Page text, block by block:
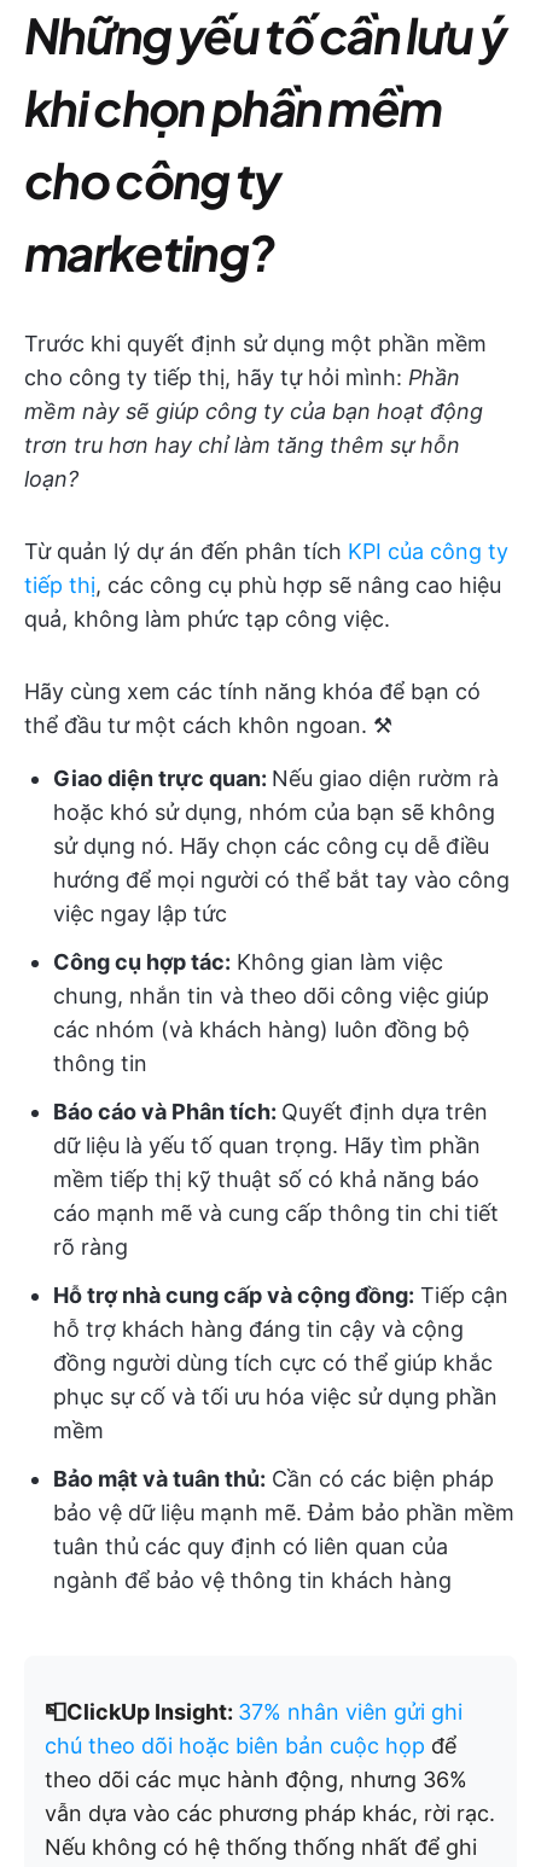
Những yếu tố cần lưu ý
khi chọn phần mềm
cho công ty
marketing?
Trước khi quyết định sử dụng một phần mềm
cho công ty tiếp thị, hãy tự hỏi mình: Phần
mềm này sẽ giúp công ty của bạn hoạt động
trơn tru hơn hay chỉ làm tăng thêm sự hỗn
loạn?
Từ quản lý dự án đến phân tích KPI của công ty
tiếp thị, các công cụ phù hợp sẽ nâng cao hiệu
quả, không làm phức tạp công việc.
Hãy cùng xem các tính năng khóa để bạn có
thể đầu tư một cách khôn ngoan. ⚒️
Giao diện trực quan: Nếu giao diện rườm rà
hoặc khó sử dụng, nhóm của bạn sẽ không
sử dụng nó. Hãy chọn các công cụ dễ điều
hướng để mọi người có thể bắt tay vào công
việc ngay lập tức
Công cụ hợp tác: Không gian làm việc
chung, nhắn tin và theo dõi công việc giúp
các nhóm (và khách hàng) luôn đồng bộ
thông tin
Báo cáo và Phân tích: Quyết định dựa trên
dữ liệu là yếu tố quan trọng. Hãy tìm phần
mềm tiếp thị kỹ thuật số có khả năng báo
cáo mạnh mẽ và cung cấp thông tin chi tiết
rõ ràng
Hỗ trợ nhà cung cấp và cộng đồng: Tiếp cận
hỗ trợ khách hàng đáng tin cậy và cộng
đồng người dùng tích cực có thể giúp khắc
phục sự cố và tối ưu hóa việc sử dụng phần
mềm
Bảo mật và tuân thủ: Cần có các biện pháp
bảo vệ dữ liệu mạnh mẽ. Đảm bảo phần mềm
tuân thủ các quy định có liên quan của
ngành để bảo vệ thông tin khách hàng
📮ClickUp Insight: 37% nhân viên gửi ghi
chú theo dõi hoặc biên bản cuộc họp để
theo dõi các mục hành động, nhưng 36%
vẫn dựa vào các phương pháp khác, rời rạc.
Nếu không có hệ thống thống nhất để ghi